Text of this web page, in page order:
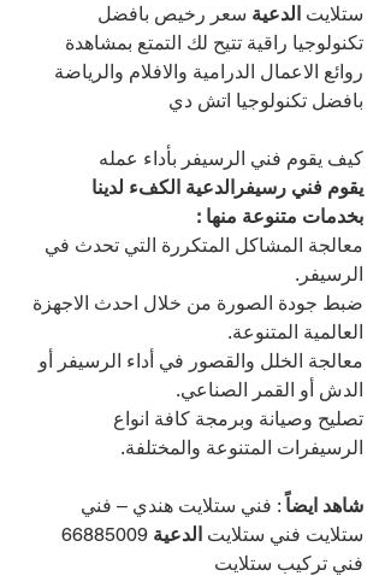
ستلايت الدعية سعر رخيص بافضل
تكنولوجيا راقية تتيح لك التمتع بمشاهدة
روائع الاعمال الدرامية والافلام والرياضة
بافضل تكنولوجيا اتش دي
كيف يقوم فني الرسيفر بأداء عمله
يقوم فني رسيفرالدعية الكفء لدينا
بخدمات متنوعة منها :
معالجة المشاكل المتكررة التي تحدث في
الرسيفر.
ضبط جودة الصورة من خلال احدث الاجهزة
العالمية المتنوعة.
معالجة الخلل والقصور في أداء الرسيفر أو
الدش أو القمر الصناعي.
تصليح وصيانة وبرمجة كافة انواع
الرسيفرات المتنوعة والمختلفة.
شاهد ايضاً : فني ستلايت هندي – فني
ستلايت فني ستلايت الدعية 66885009
فني تركيب ستلايت